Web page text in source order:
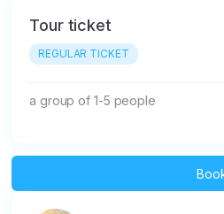
Tour ticket
REGULAR TICKET
a group of 1-5 people